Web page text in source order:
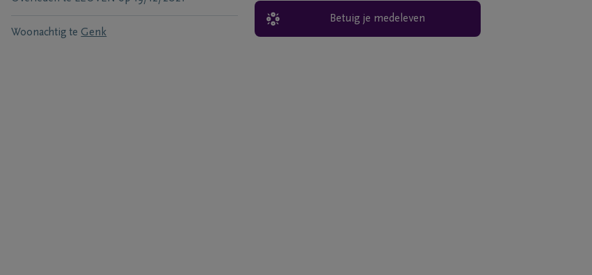
Woonachtig te Genk
Betuig je medeleven